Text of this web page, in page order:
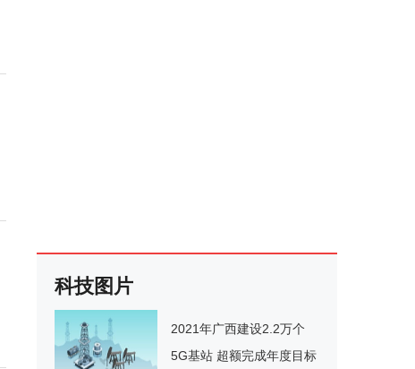
科技图片
2021年广西建设2.2万个
5G基站 超额完成年度目标